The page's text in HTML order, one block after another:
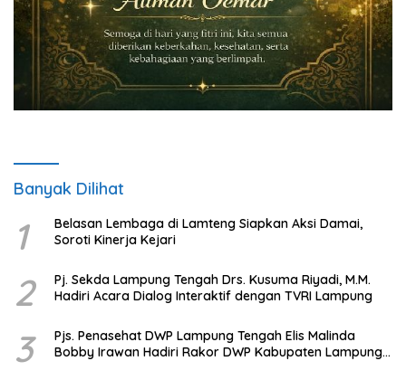
Banyak Dilihat
1
Belasan Lembaga di Lamteng Siapkan Aksi Damai,
Soroti Kinerja Kejari
2
Pj. Sekda Lampung Tengah Drs. Kusuma Riyadi, M.M.
Hadiri Acara Dialog Interaktif dengan TVRI Lampung
3
Pjs. Penasehat DWP Lampung Tengah Elis Malinda
Bobby Irawan Hadiri Rakor DWP Kabupaten Lampung